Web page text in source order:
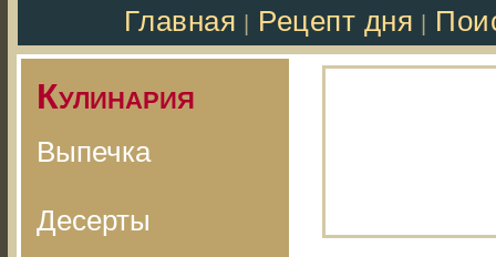
Главная Рецепт дня
Кулинария
Выпечка
Десерты